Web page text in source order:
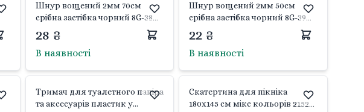
Шнур вощений 2мм 70см
срібна застібка чорний 8G-38
Ділонг
28 ₴
В наявності
Шнур вощений 2мм 50см
срібна застібка чорний 8G-39
Ділонг
22 ₴
В наявності
Тримач для туалетного папіра
та аксесуарів пластик у
Скатертина для пікніка
180x145 см мікс кольорів 21524